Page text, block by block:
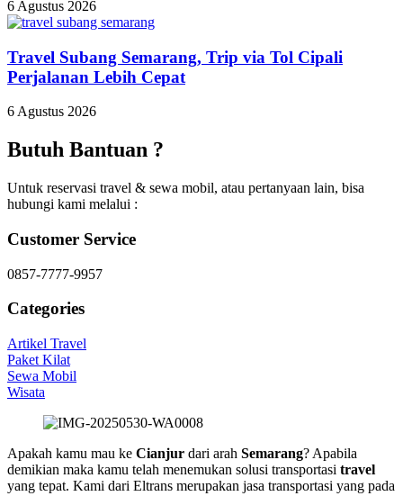
6 Agustus 2026
Travel Subang Semarang, Trip via Tol Cipali
Perjalanan Lebih Cepat
6 Agustus 2026
Butuh Bantuan ?
Untuk reservasi travel & sewa mobil, atau pertanyaan lain, bisa
hubungi kami melalui :
Customer Service
0857-7777-9957
Categories
Artikel Travel
Paket Kilat
Sewa Mobil
Wisata
Apakah kamu mau ke Cianjur dari arah Semarang? Apabila
demikian maka kamu telah menemukan solusi transportasi travel
yang tepat. Kami dari Eltrans merupakan jasa transportasi yang pada